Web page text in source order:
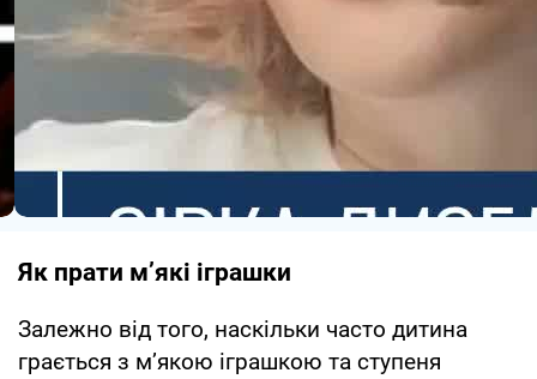
Як прати м’які іграшки
Залежно від того, наскільки часто дитина
грається з м’якою іграшкою та ступеня